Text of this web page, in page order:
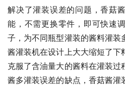
解决了灌装误差的问题，香菇
能，不需更换零件，即可快速
子，为不同瓶型灌装的酱料灌装
酱灌装机在设计上大大缩短了下
克服了含油量大的酱料在灌装过
酱多灌装误差的缺点，香菇酱灌